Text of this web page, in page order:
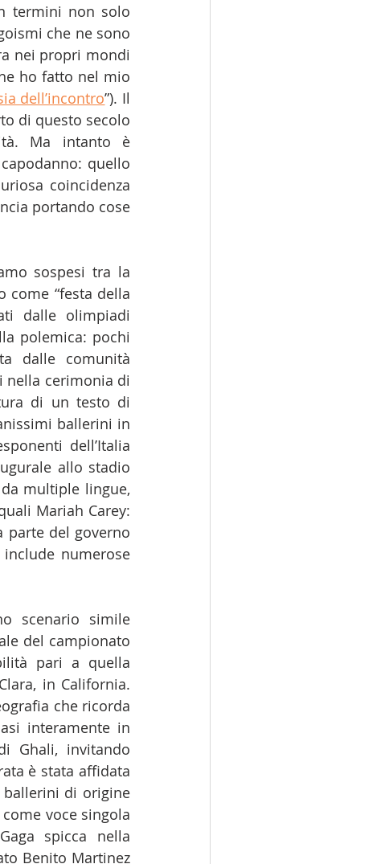
termini non solo
che ne sono
nei propri mondi
ho fatto nel mio
dell’incontro”). Il
di questo secolo
Ma intanto è
quello
coincidenza
portando cose
sospesi tra la
come “festa della
dalle olimpiadi
polemica: pochi
dalle comunità
nella cerimonia di
di un testo di
ballerini in
dell’Italia
allo stadio
multiple lingue,
Mariah Carey:
parte del governo
numerose
scenario simile
del campionato
pari a quella
in California.
che ricorda
interamente in
Ghali, invitando
è stata affidata
ballerini di origine
voce singola
spicca nella
Benito Martinez